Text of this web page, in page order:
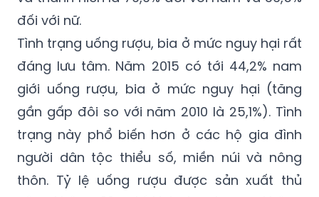
giới trẻ. Tỷ lệ uống rượu, bia ở vị thành niên
và thanh niên là 79,9% đối với nam và 36,5%
đối với nữ.
Tình trạng uống rượu, bia ở mức nguy hại rất
đáng lưu tâm. Năm 2015 có tới 44,2% nam
giới uống rượu, bia ở mức nguy hại (tăng
gần gấp đôi so với năm 2010 là 25,1%). Tình
trạng này phổ biến hơn ở các hộ gia đình